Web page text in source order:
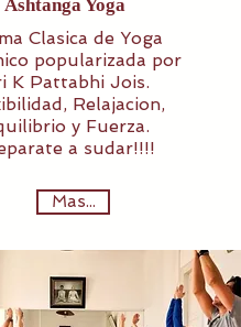
Ashtanga Yoga
Clasica de Yoga
popularizada por
K Pattabhi Jois.
Relajacion,
y Fuerza.
a sudar!!!!
Mas...